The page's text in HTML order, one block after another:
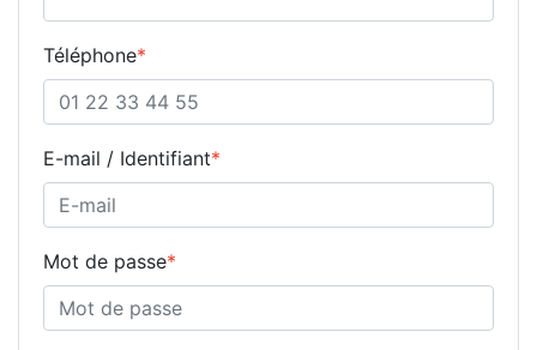
Téléphone*
E-mail / Identifiant*
Mot de passe*